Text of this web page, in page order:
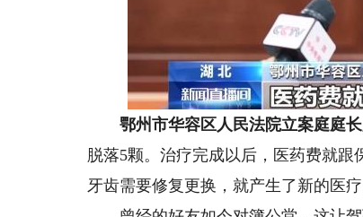
鄂州市华容区人民法院立案庭庭
脱落5颗。治疗完成以后，医药费就跟
牙齿需要修复更换，就产生了新的医